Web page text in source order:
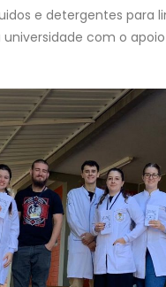
e detergentes para
universidade com o